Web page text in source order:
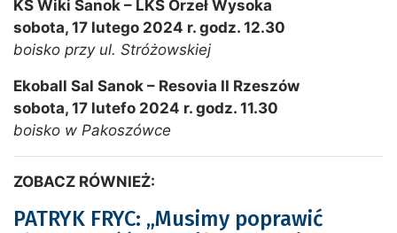
KS Wiki Sanok – LKS Orzeł Wysoka
sobota, 17 lutego 2024 r. godz. 12.30
boisko przy ul. Stróżowskiej
Ekoball Sal Sanok – Resovia II Rzeszów
sobota, 17 lutefo 2024 r. godz. 11.30
boisko w Pakoszówce
ZOBACZ RÓWNIEŻ:
PATRYK FRYC: „Musimy poprawić